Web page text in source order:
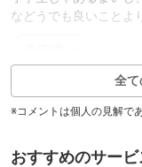
などうでも良いことよ
全て
※コメントは個人の見解で
おすすめのサービ